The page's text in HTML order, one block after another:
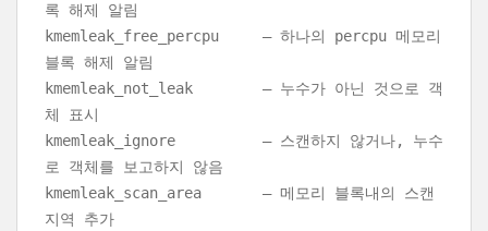
록 해제 알림
kmemleak_free_percpu – 하나의 percpu 메모리
블록 해제 알림
kmemleak_not_leak – 누수가 아닌 것으로 객
체 표시
kmemleak_ignore – 스캔하지 않거나, 누수
로 객체를 보고하지 않음
kmemleak_scan_area – 메모리 블록내의 스캔
지역 추가